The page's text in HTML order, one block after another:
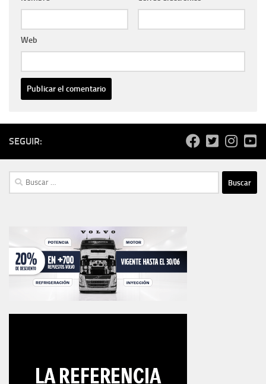
Web
SEGUIR:
Buscar: